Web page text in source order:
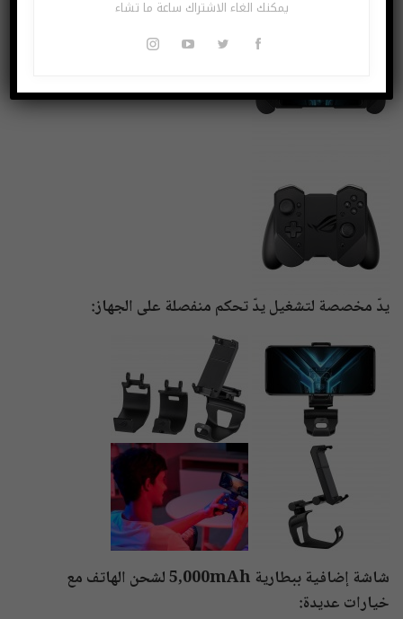
يدّ مخصصة لتشغيل يدّ تحكم منفصلة على الجهاز:
شاشة إضافية ببطارية 5,000mAh لشحن الهاتف مع
خيارات عديدة:
يمكنك الغاء الاشتراك ساعة ما تشاء